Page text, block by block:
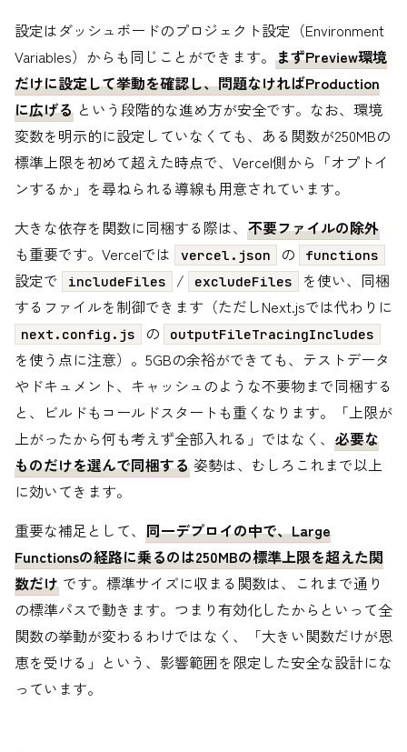
設定はダッシュボードのプロジェクト設定（Environment
Variables）からも同じことができます。 まずPreview環境
だけに設定して挙動を確認し、問題なければProduction
に広げる という段階的な進め方が安全です。なお、環境
変数を明示的に設定していなくても、ある関数が250MBの
標準上限を初めて超えた時点で、Vercel側から「オプトイ
ンするか」を尋ねられる導線も用意されています。
大きな依存を関数に同梱する際は、 不要ファイルの除外
も重要です。Vercelでは
vercel.json の functions
設定で includeFiles / excludeFiles
を使い、同梱
するファイルを制御できます（ただしNext.jsでは代わりに
next.config.js の outputFileTracingIncludes
を使う点に注意）。5GBの余裕ができても、テストデータ
やドキュメント、キャッシュのような不要物まで同梱する
と、ビルドもコールドスタートも重くなります。「上限が
上がったから何も考えず全部入れる」ではなく、 必要な
ものだけを選んで同梱する 姿勢は、むしろこれまで以上
に効いてきます。
重要な補足として、 同一デプロイの中で、Large
Functionsの経路に乗るのは250MBの標準上限を超えた関
数だけ です。標準サイズに収まる関数は、これまで通り
の標準パスで動きます。つまり有効化したからといって全
関数の挙動が変わるわけではなく、「大きい関数だけが恩
恵を受ける」という、影響範囲を限定した安全な設計にな
っています。